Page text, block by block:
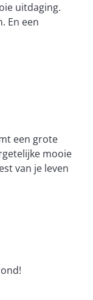
uitdaging.
En een
een grote
mooie
van je leven